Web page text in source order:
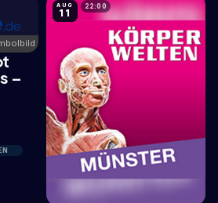
–
AUG
11
22:00